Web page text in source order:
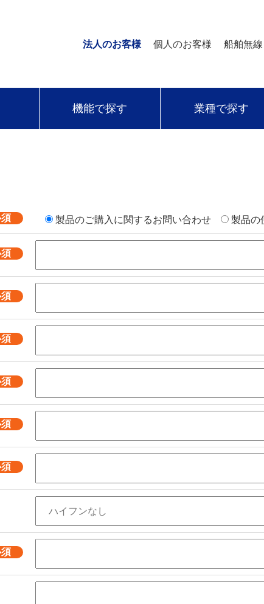
法人のお客様 個人のお客様 船舶無線
機能で探す 業種で探す
製品のご購入に関するお問い合わせ 製品の